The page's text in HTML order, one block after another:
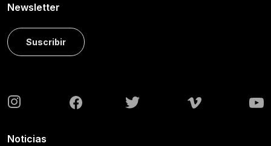
Newsletter
Suscribir
Noticias